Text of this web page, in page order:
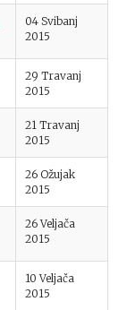
04 Svibanj
2015
29 Travanj
2015
21 Travanj
2015
26 Ožujak
2015
26 Veljača
2015
10 Veljača
2015